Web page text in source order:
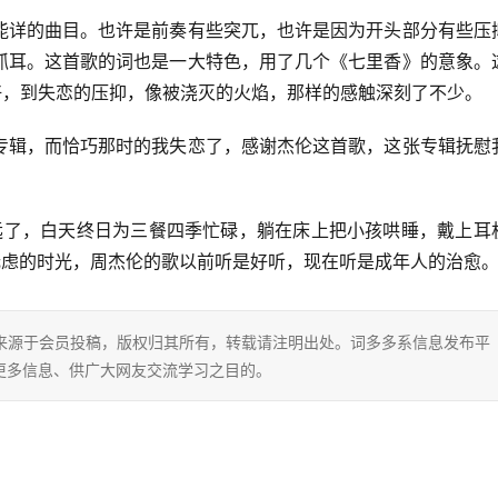
的曲目。也许是前奏有些突兀，也许是因为开头部分有些压
。这首歌的词也是一大特色，用了几个《七里香》的意象。
到失恋的压抑，像被浇灭的火焰，那样的感触深刻了不少。
，而恰巧那时的我失恋了，感谢杰伦这首歌，这张专辑抚慰
，白天终日为三餐四季忙碌，躺在床上把小孩哄睡，戴上耳
的时光，周杰伦的歌以前听是好听，现在听是成年人的治愈。
于会员投稿，版权归其所有，转载请注明出处。词多多系信息发布平
信息、供广大网友交流学习之目的。